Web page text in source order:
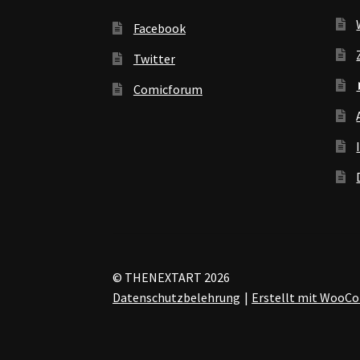
Facebook
Twitter
Comicforum
© THENEXTART 2026
Datenschutzbelehrung
Erstellt mit